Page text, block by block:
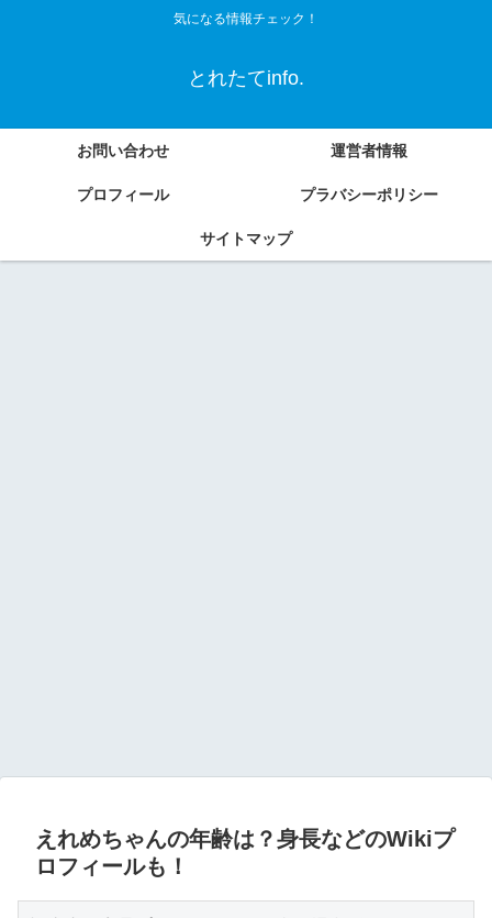
気になる情報チェック！
とれたてinfo.
お問い合わせ 運営者情報
プロフィール プラバシーポリシー
サイトマップ
えれめちゃんの年齢は？身長などのWikiプ
ロフィールも！